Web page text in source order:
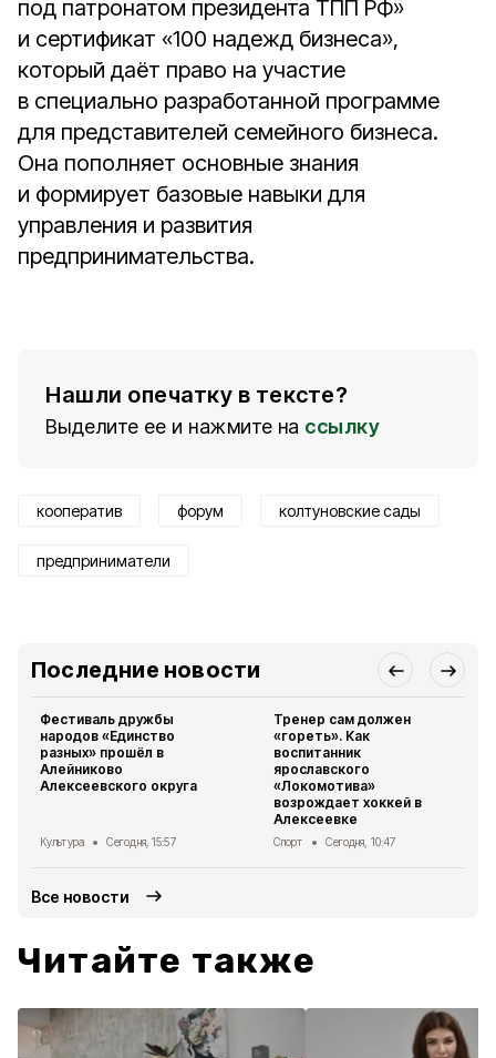
под патронатом президента ТПП РФ»
и сертификат «100 надежд бизнеса»,
который даёт право на участие
в специально разработанной программе
для представителей семейного бизнеса.
Она пополняет основные знания
и формирует базовые навыки для
управления и развития
предпринимательства.
Нашли опечатку в тексте?
Выделите ее и нажмите на ссылку
кооператив форум колтуновские сады
предприниматели
Последние новости
Фестиваль дружбы
народов «Единство
разных» прошёл в
Алейниково
Алексеевского округа
Культура Сегодня, 15:57
Тренер сам должен
«гореть». Как
воспитанник
ярославского
«Локомотива»
возрождает хоккей в
Алексеевке
Спорт Сегодня, 10:47
Все новости
Читайте также